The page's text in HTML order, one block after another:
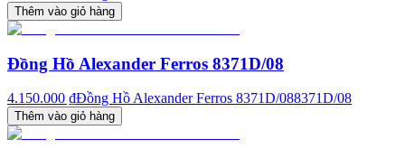
Thêm vào giỏ hàng
Đồng Hồ Alexander Ferros 8371D/08
4.150.000 ₫Đồng Hồ Alexander Ferros 8371D/088371D/08
Thêm vào giỏ hàng